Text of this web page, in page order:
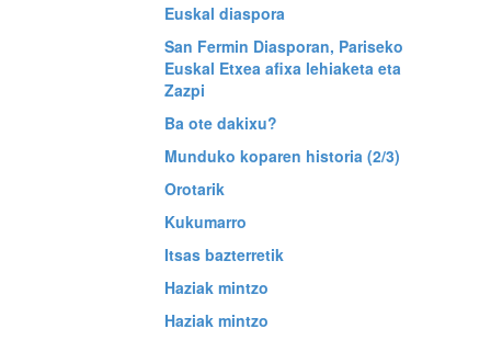
Euskal diaspora
San Fermin Diasporan, Pariseko
Euskal Etxea afixa lehiaketa eta
Zazpi
Ba ote dakixu?
Munduko koparen historia (2/3)
Orotarik
Kukumarro
Itsas bazterretik
Haziak mintzo
Haziak mintzo